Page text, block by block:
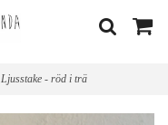
Ljusstake - röd i trä